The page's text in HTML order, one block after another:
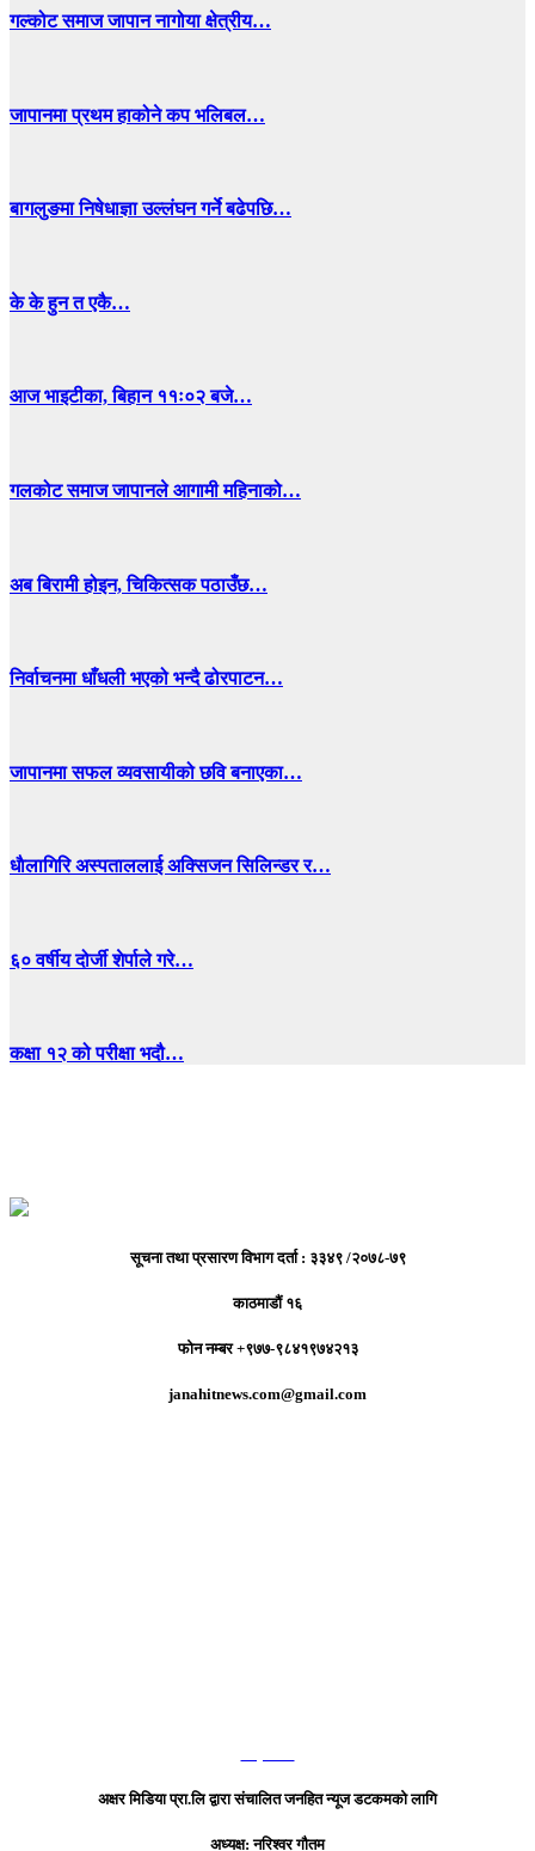
गल्कोट समाज जापान नागोया क्षेत्रीय…
जापानमा प्रथम हाकोने कप भलिबल…
बागलुङमा निषेधाज्ञा उल्लंघन गर्ने बढेपछि…
के के हुन त एकै…
आज भाइटीका, बिहान ११ः०२ बजे…
गलकोट समाज जापानले आगामी महिनाको…
अब बिरामी होइन, चिकित्सक पठाउँछ…
निर्वाचनमा धाँधली भएको भन्दै ढोरपाटन…
जापानमा सफल व्यवसायीको छवि बनाएका…
धाैलागिरि अस्पताललाई अक्सिजन सिलिन्डर र…
६० वर्षीय दोर्जी शेर्पाले गरे…
कक्षा १२ को परीक्षा भदौ…
सूचना तथा प्रसारण विभाग दर्ता : ३३४९ /२०७८-७९
काठमाडौं १६
फोन नम्बर +९७७-९८४१९७४२१३
janahitnews.com@gmail.com
अक्षर मिडिया प्रा.लि द्वारा संचालित जनहित न्यूज डटकमको लागि
अध्यक्ष: नरिश्वर गौतम